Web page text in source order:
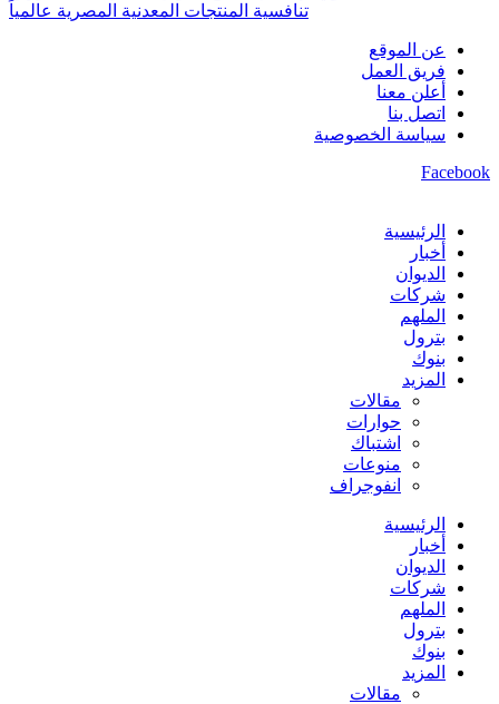
تنافسية المنتجات المعدنية المصرية عالمياً
عن الموقع
فريق العمل
أعلن معنا
اتصل بنا
سياسة الخصوصية
Facebook
الرئيسية
أخبار
الديوان
شركات
الملهم
بترول
بنوك
المزيد
مقالات
حوارات
اشتباك
منوعات
انفوجراف
الرئيسية
أخبار
الديوان
شركات
الملهم
بترول
بنوك
المزيد
مقالات